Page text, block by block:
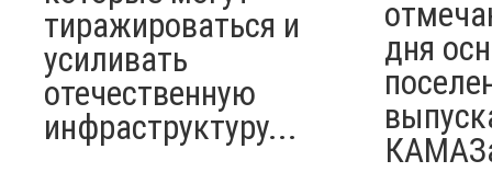
тиражироваться и
усиливать
отечественную
инфраструктуру...
дня